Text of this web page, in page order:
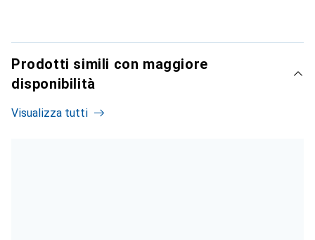
Prodotti simili con maggiore
disponibilità
Visualizza tutti